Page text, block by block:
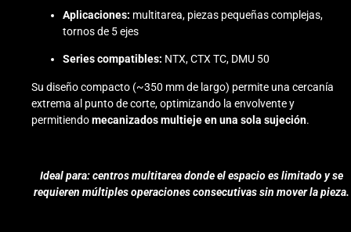
Aplicaciones: multitarea, piezas pequeñas complejas,
tornos de 5 ejes
Series compatibles: NTX, CTX TC, DMU 50
Su diseño compacto (~350 mm de largo) permite una cercanía
extrema al punto de corte, optimizando la envolvente y
permitiendomecanizados multieje en una sola sujeción.
Ideal para: centros multitarea donde el espacio es limitado y se
requieren múltiples operaciones consecutivas sin mover la pieza.